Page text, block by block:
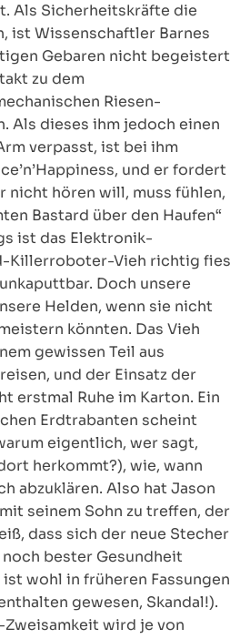
Als Sicherheitskräfte die
ist Wissenschaftler Barnes
Gebaren nicht begeistert
zu dem
Riesen-
Als dieses ihm jedoch einen
verpasst, ist bei ihm
und er fordert
nicht hören will, muss fühlen,
Bastard über den Haufen“
ist das Elektronik-
Killerroboter-Vieh richtig fies
Doch unsere
Helden, wenn sie nicht
könnten. Das Vieh
gewissen Teil aus
und der Einsatz der
erstmal Ruhe im Karton. Ein
Erdtrabanten scheint
eigentlich, wer sagt,
herkommt?), wie, wann
abzuklären. Also hat Jason
seinem Sohn zu treffen, der
dass sich der neue Stecher
bester Gesundheit
wohl in früheren Fassungen
gewesen, Skandal!).
wird je von